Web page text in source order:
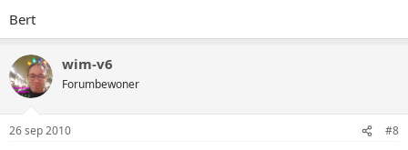
Bert
wim-v6
Forumbewoner
26 sep 2010 #8